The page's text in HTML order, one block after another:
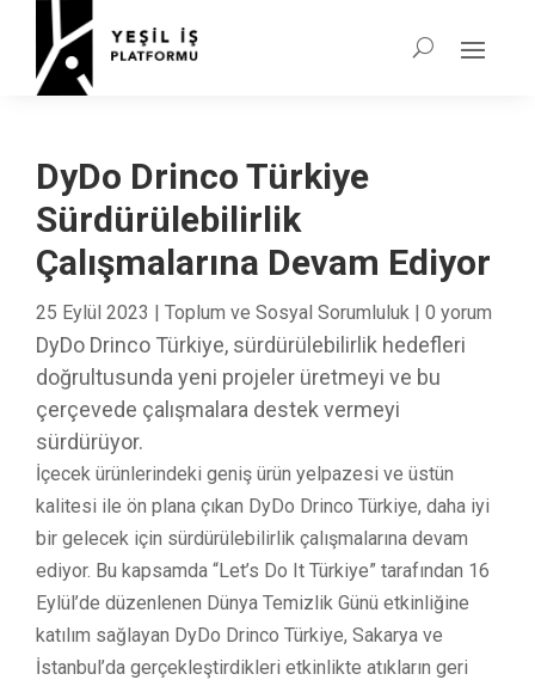
DyDo Drinco Türkiye
Sürdürülebilirlik
Çalışmalarına Devam Ediyor
25 Eylül 2023 | Toplum ve Sosyal Sorumluluk | 0 yorum
DyDo Drinco Türkiye, sürdürülebilirlik hedefleri
doğrultusunda yeni projeler üretmeyi ve bu
çerçevede çalışmalara destek vermeyi
sürdürüyor.
İçecek ürünlerindeki geniş ürün yelpazesi ve üstün
kalitesi ile ön plana çıkan DyDo Drinco Türkiye, daha iyi
bir gelecek için sürdürülebilirlik çalışmalarına devam
ediyor. Bu kapsamda “Let’s Do It Türkiye” tarafından 16
Eylül’de düzenlenen Dünya Temizlik Günü etkinliğine
katılım sağlayan DyDo Drinco Türkiye, Sakarya ve
İstanbul’da gerçekleştirdikleri etkinlikte atıkların geri